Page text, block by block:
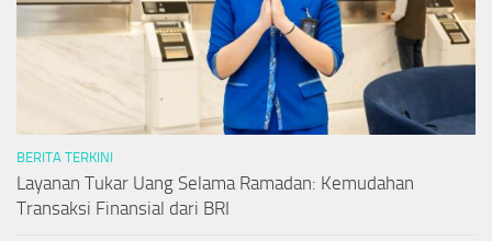
BERITA TERKINI
Layanan Tukar Uang Selama Ramadan: Kemudahan
Transaksi Finansial dari BRI